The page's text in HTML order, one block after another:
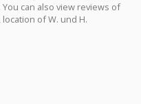
can also view reviews of
of W. und H.